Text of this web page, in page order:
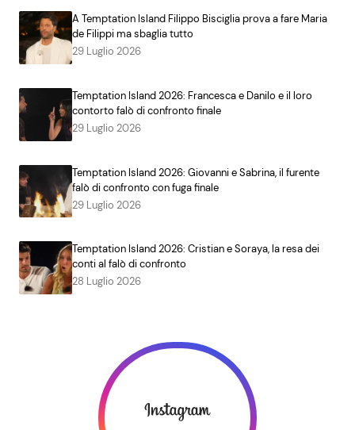
A Temptation Island Filippo Bisciglia prova a fare Maria
de Filippi ma sbaglia tutto
29 Luglio 2026
Temptation Island 2026: Francesca e Danilo e il loro
contorto falò di confronto finale
29 Luglio 2026
Temptation Island 2026: Giovanni e Sabrina, il furente
falò di confronto con fuga finale
29 Luglio 2026
Temptation Island 2026: Cristian e Soraya, la resa dei
conti al falò di confronto
28 Luglio 2026